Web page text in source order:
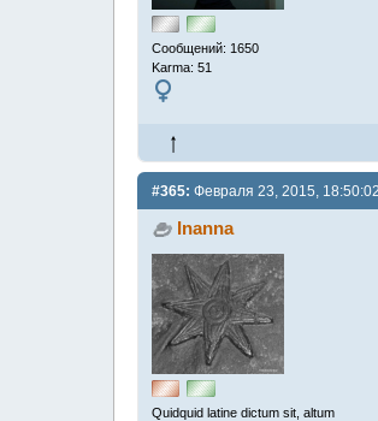
Сообщений: 1650
Karma: 51
#365: Февраля 23, 2015, 18:50:02
Inanna
Quidquid latine dictum sit, altum